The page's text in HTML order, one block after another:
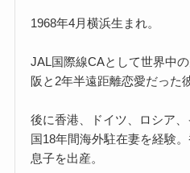
1968年4月横浜生まれ。
JAL国際線CAとして世界中
阪と2年半遠距離恋愛だった
後に香港、ドイツ、ロシア
国18年間海外駐在妻を経験
息子を出産。